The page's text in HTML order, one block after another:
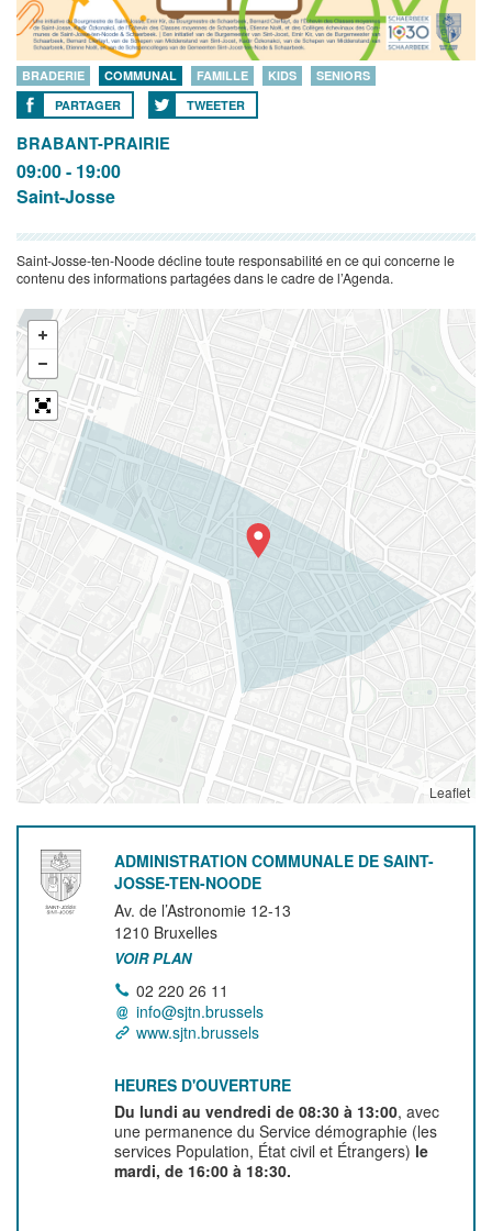
BRADERIE COMMUNAL FAMILLE KIDS
SENIORS
PARTAGER
TWEETER
BRABANT-PRAIRIE
09:00 - 19:00
Saint-Josse
Saint-Josse-ten-Noode décline toute responsabilité en ce qui concerne le
contenu des informations partagées dans le cadre de l’Agenda.
Leaflet
ADMINISTRATION COMMUNALE DE SAINT-
JOSSE-TEN-NOODE
Av. de l’Astronomie 12-13
1210 Bruxelles
VOIR PLAN
02 220 26 11
info@sjtn.brussels
www.sjtn.brussels
HEURES D'OUVERTURE
Du lundi au vendredi de 08:30 à 13:00, avec
une permanence du Service démographie (les
services Population, État civil et Étrangers) le
mardi, de 16:00 à 18:30.